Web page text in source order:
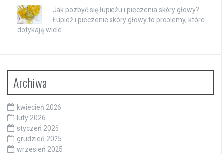
Jak pozbyć się łupieżu i pieczenia skóry głowy?
Łupież i pieczenie skóry głowy to problemy, które
dotykają wiele …
Archiwa
kwiecień 2026
luty 2026
styczeń 2026
grudzień 2025
wrzesień 2025